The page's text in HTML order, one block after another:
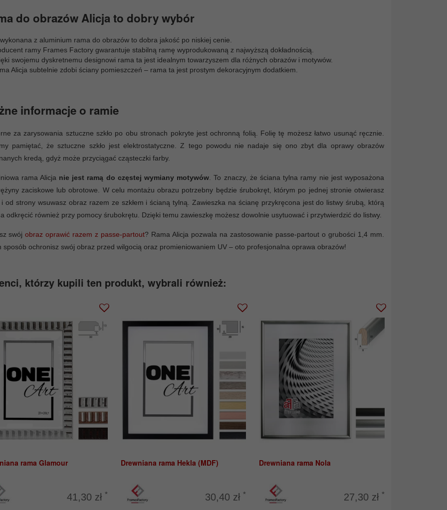
do obrazów Alicja to dobry wybór
z aluminium rama do obrazów to dobra jakość po niskiej cenie.
ramy Frames Factory gwarantuje stabilną ramę wyprodukowaną z najwyższą dokładnością.
swojemu dyskretnemu designowi rama ta jest idealnym towarzyszem dla różnych obrazów i motywów.
Alicja subtelnie zdobi ściany pomieszczeń – rama ta jest prostym dekoracyjnym dodatkiem.
informacje o ramie
za zarysowania sztuczne szkło po obu stronach pokryte jest ochronną folią. Folię tę możesz łatwo usunąć ręcznie.
pamiętać, że sztuczne szkło jest elektrostatyczne. Z tego powodu nie nadaje się ono zbyt dla oprawy obrazów
kredą, gdyż może przyciągać cząsteczki farby.
rama Alicja nie jest ramą do częstej wymiany motywów. To znaczy, że ściana tylna ramy nie jest wyposażona
zaciskowe lub obrotowe. W celu montażu obrazu potrzebny będzie śrubokręt, którym po jednej stronie otwierasz
od strony wsuwasz obraz razem ze szkłem i ścianą tylną. Zawieszka na ścianę przykręcona jest do listwy śrubą, którą
odkręcić również przy pomocy śrubokrętu. Dzięki temu zawieszkę możesz dowolnie usytuować i przytwierdzić do listwy.
swójobraz oprawić razem z passe-partout? Rama Alicja pozwala na zastosowanie passe-partout o grubości 1,4 mm.
sposób ochronisz swój obraz przed wilgocią oraz promieniowaniem UV – oto profesjonalna oprawa obrazów!
którzy kupili ten produkt, wybrali również:
rama Glamour
41,30 zł *
Drewniana rama Hekla (MDF)
30,40 zł *
Drewniana rama Nola
27,30 zł *